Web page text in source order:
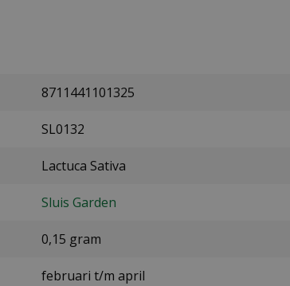
8711441101325
SL0132
Lactuca Sativa
Sluis Garden
0,15 gram
februari t/m april